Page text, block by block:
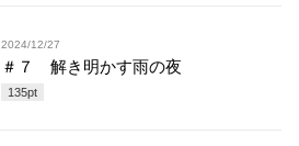
2024/12/27
＃７ 解き明かす雨の夜
135pt